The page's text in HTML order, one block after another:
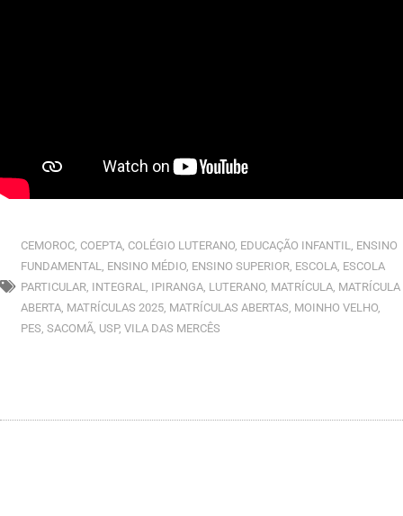
CEMOROC COEPTA COLÉGIO LUTERANO EDUCAÇÃO INFANTIL
ENSINO
FUNDAMENTAL
ENSINO MÉDIO ENSINO SUPERIOR ESCOLA ESCOLA
PARTICULAR INTEGRAL IPIRANGA LUTERANO MATRÍCULA MATRÍCULA
ABERTA MATRÍCULAS 2025 MATRÍCULAS ABERTAS MOINHO VELHO
PES SACOMÃ USP, VILA DAS MERCÊS